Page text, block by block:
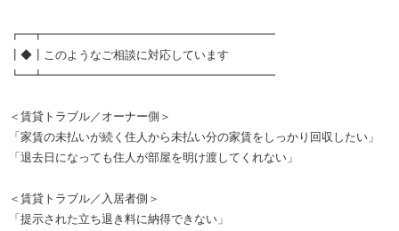
┏━┳━━━━━━━━━━━━━━━━━━━━
┃◆┃このようなご相談に対応しています
┗━┻━━━━━━━━━━━━━━━━━━━━
＜賃貸トラブル／オーナー側＞
「家賃の未払いが続く住人から未払い分の家賃をしっかり回収したい」
「退去日になっても住人が部屋を明け渡してくれない」
＜賃貸トラブル／入居者側＞
「提示された立ち退き料に納得できない」